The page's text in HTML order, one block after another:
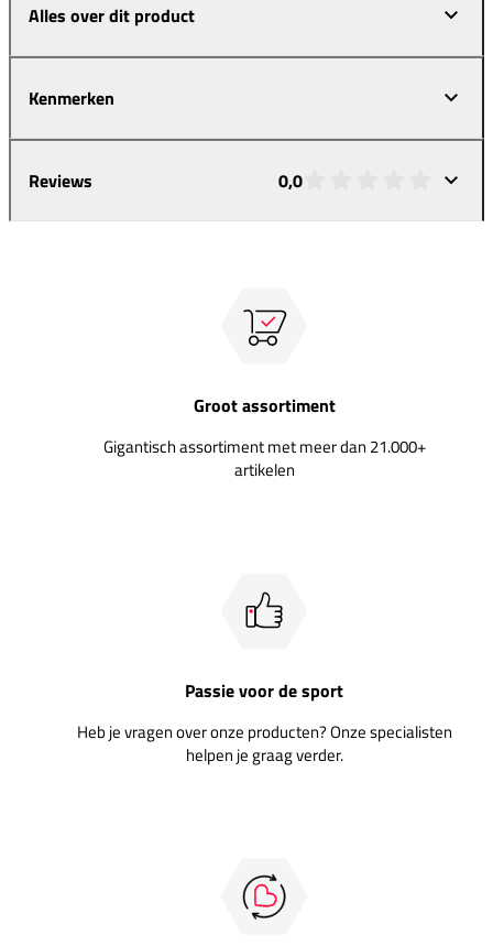
Alles over dit product
Kenmerken
Reviews 0,0
Groot assortiment
Gigantisch assortiment met meer dan 21.000+
artikelen
Passie voor de sport
Heb je vragen over onze producten? Onze specialisten
helpen je graag verder.